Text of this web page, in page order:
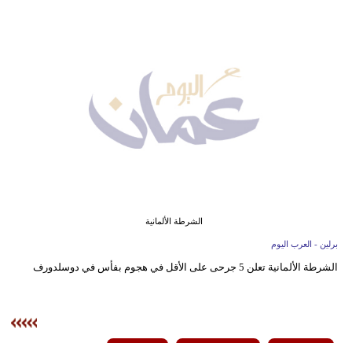
وتكنولوجيا
الشرطة الألمانية
برلين - العرب اليوم
الشرطة الألمانية تعلن 5 جرحى على الأقل في هجوم بفأس في دوسلدورف